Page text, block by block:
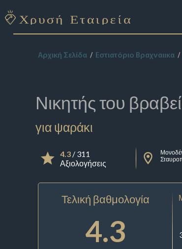
Αρχική Σελίδα Εστιατόριο Βραχναιικα
Νικητής του
για ψαράκι
4.3/ 311
Αξιολογήσεις
Τελική βαθμολογία
4.3